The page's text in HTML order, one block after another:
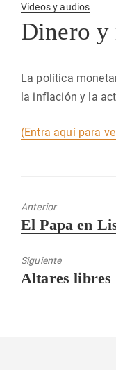
en
Vídeos y audios
Dinero y
La política
la inflación y la
(Entra aquí para
Anterior
Entrada
El Papa en
Siguiente
Entrada
Altares libres